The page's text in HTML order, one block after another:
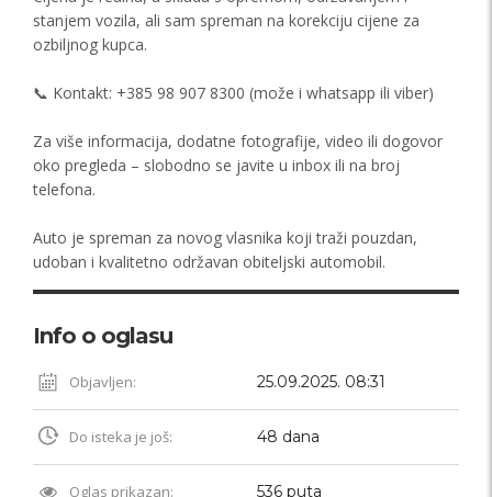
stanjem vozila, ali sam spreman na korekciju cijene za
ozbiljnog kupca.
📞 Kontakt: +385 98 907 8300 (može i whatsapp ili viber)
Za više informacija, dodatne fotografije, video ili dogovor
oko pregleda – slobodno se javite u inbox ili na broj
telefona.
Auto je spreman za novog vlasnika koji traži pouzdan,
udoban i kvalitetno održavan obiteljski automobil.
Info o oglasu
Objavljen: 25.09.2025. 08:31
Do isteka je još: 48 dana
Oglas prikazan: 536 puta